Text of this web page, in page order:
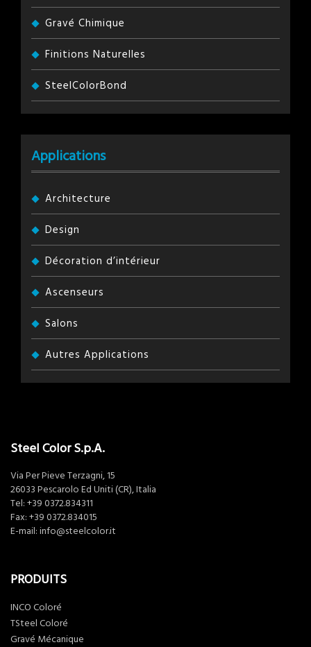
Gravé Chimique
Finitions Naturelles
SteelColorBond
Applications
Architecture
Design
Décoration d’intérieur
Ascenseurs
Salons
Autres Applications
Steel Color S.p.A.
Via Per Pieve Terzagni, 15
26033 Pescarolo Ed Uniti (CR), Italia
Tel: +39 0372.834311
Fax: +39 0372.834015
E-mail: info@steelcolor.it
PRODUITS
INCO Coloré
TSteel Coloré
Gravé Mécanique